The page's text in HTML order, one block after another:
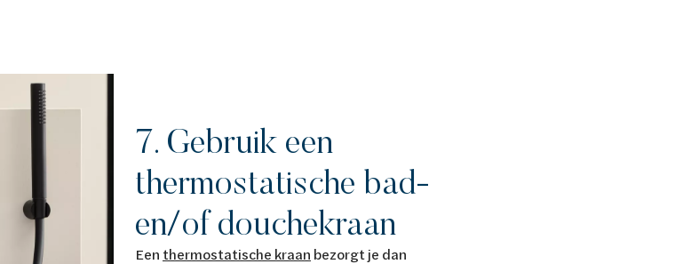
7. Gebruik een
thermostatische bad-
en/of douchekraan
Een thermostatische kraan bezorgt je dan